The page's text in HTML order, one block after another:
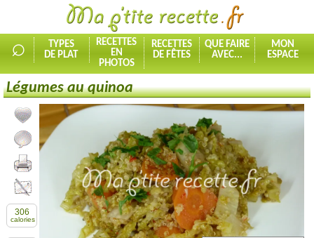
⌕
TYPES
DE PLAT
RECETTES
EN
PHOTOS
RECETTES
DE FÊTES
QUE FAIRE
AVEC...
MON
ESPACE
Légumes au quinoa
Ajouter la recette à mes favorites
Commenter, noter la recette
Imprimer la recette
Partager cette recette
306
calories